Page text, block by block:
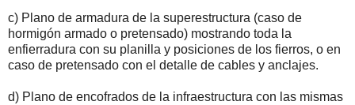
c) Plano de armadura de la superestructura (caso de
hormigón armado o pretensado) mostrando toda la
enfierradura con su planilla y posiciones de los fierros, o en
caso de pretensado con el detalle de cables y anclajes.
d) Plano de encofrados de la infraestructura con las mismas